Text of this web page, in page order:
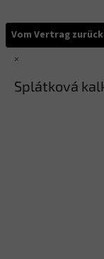
Vom Vertrag
×
Splátková